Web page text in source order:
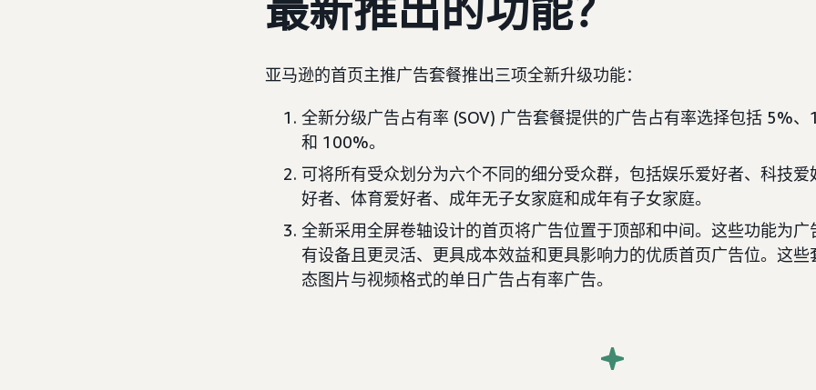
最新推出的功能？
亚马逊的首页主推广告套餐推出三项全新升级功能：
全新分级广告占有率 (SOV) 广告套餐提供的广告占有率选择包括 5%
和 100%。
可将所有受众划分为六个不同的细分受众群，包括娱乐爱好者、科技
好者、体育爱好者、成年无子女家庭和成年有子女家庭。
全新采用全屏卷轴设计的首页将广告位置于顶部和中间。这些功能为
有设备且更灵活、更具成本效益和更具影响力的优质首页广告位。这
态图片与视频格式的单日广告占有率广告。